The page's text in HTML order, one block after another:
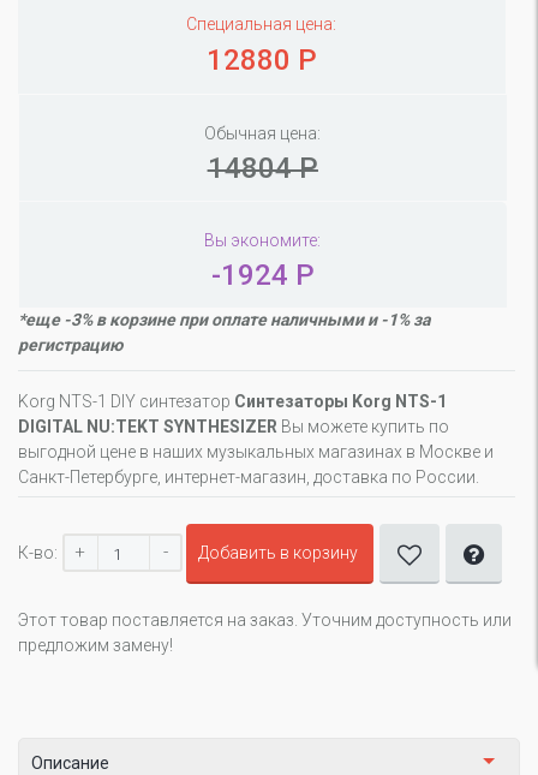
Специальная цена:
12880 Р
Обычная цена:
14804 Р
Вы экономите:
-1924 Р
*еще -3% в корзине при оплате наличными и -1% за
регистрацию
Korg NTS-1 DIY синтезатор Синтезаторы Korg NTS-1
DIGITAL NU:TEKT SYNTHESIZER Вы можете купить по
выгодной цене в наших музыкальных магазинах в Москве и
Санкт-Петербурге, интернет-магазин, доставка по России.
К-во: + - Добавить в корзину
Этот товар поставляется на заказ. Уточним доступность или
предложим замену!
Описание